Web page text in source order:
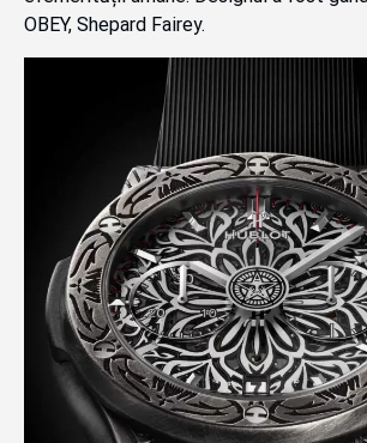
OBEY, Shepard Fairey.